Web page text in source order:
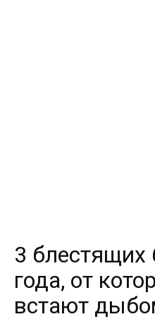
3 блестящих
года, от
встают